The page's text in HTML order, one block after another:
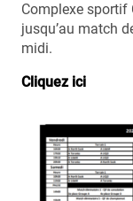
Complexe sportif
jusqu’au match
midi.
Cliquez ici